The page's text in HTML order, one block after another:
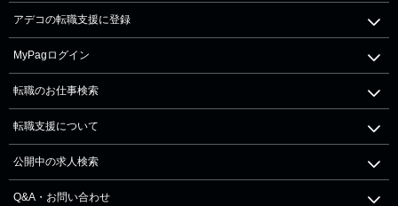
アデコの転職支援に登録
MyPagログイン
転職のお仕事検索
転職支援について
公開中の求人検索
Q&A・お問い合わせ